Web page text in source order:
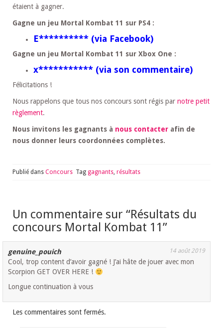
étaient à gagner.
Gagne un jeu Mortal Kombat 11 sur PS4 :
E********** (via Facebook)
Gagne un jeu Mortal Kombat 11 sur Xbox One :
x*********** (via son commentaire)
Félicitations !
Nous rappelons que tous nos concours sont régis par notre petit
règlement.
Nous invitons les gagnants à nous contacter afin de
nous donner leurs coordonnées complètes.
Publié dans Concours Tag gagnants, résultats
Un commentaire sur “Résultats du
concours Mortal Kombat 11”
genuine_pouich 14 août 2019
Cool, trop content d’avoir gagné ! J’ai hâte de jouer avec mon
Scorpion GET OVER HERE !
Longue continuation à vous
Les commentaires sont fermés.